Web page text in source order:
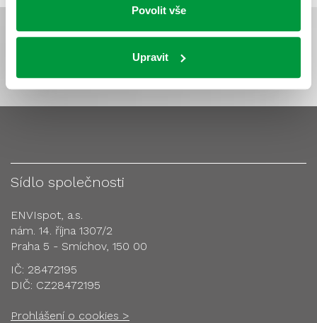
Povolit vše
Upravit
Sídlo společnosti
ENVIspot, a.s.
nám. 14. října 1307/2
Praha 5 - Smíchov, 150 00
IČ: 28472195
DIČ: CZ28472195
Prohlášení o cookies >